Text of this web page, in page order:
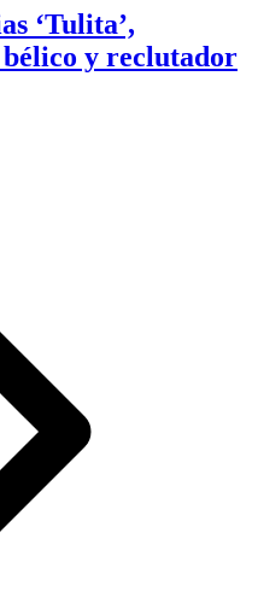
‘Tulita’,
y reclutador